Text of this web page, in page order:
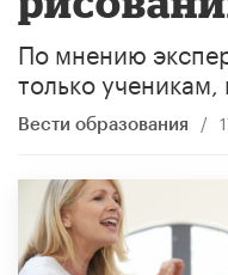
По мнению
только ученикам,
Вести образования /